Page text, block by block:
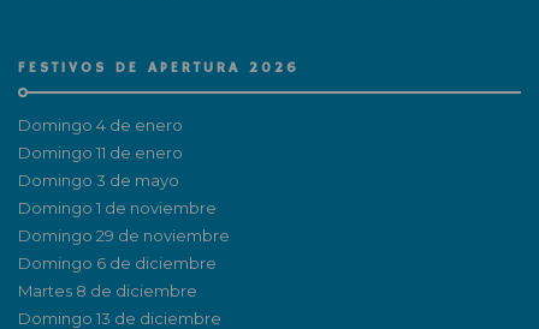
FESTIVOS DE APERTURA 2026
Domingo 4 de enero
Domingo 11 de enero
Domingo 3 de mayo
Domingo 1 de noviembre
Domingo 29 de noviembre
Domingo 6 de diciembre
Martes 8 de diciembre
Domingo 13 de diciembre